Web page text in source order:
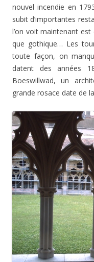
nouvel incendie en
subit d’importantes
l’on voit maintenant
que gothique… Les
toute façon, on
datent des années
Boeswillwad, un
grande rosace date de